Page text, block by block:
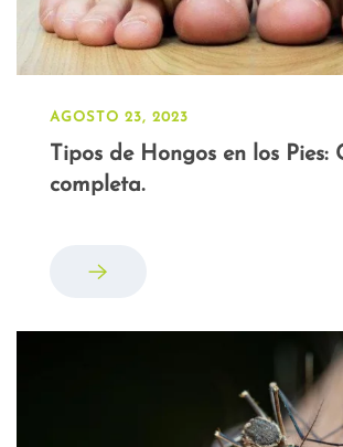
AGOSTO 23, 2023
Tipos de Hongos en los Pies:
completa.